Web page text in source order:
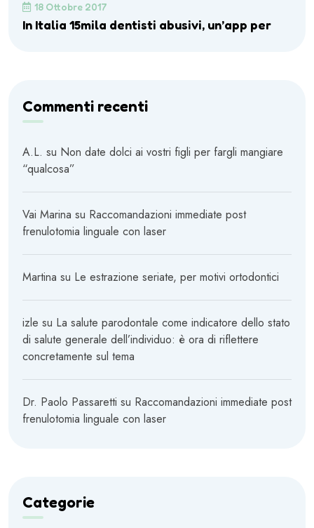
18 Ottobre 2017
In Italia 15mila dentisti abusivi, un’app per
Commenti recenti
A.L. su Non date dolci ai vostri figli per fargli mangiare
“qualcosa”
Vai Marina su Raccomandazioni immediate post
frenulotomia linguale con laser
Martina su Le estrazione seriate, per motivi ortodontici
izle su La salute parodontale come indicatore dello stato
di salute generale dell’individuo: è ora di riflettere
concretamente sul tema
Dr. Paolo Passaretti su Raccomandazioni immediate post
frenulotomia linguale con laser
Categorie